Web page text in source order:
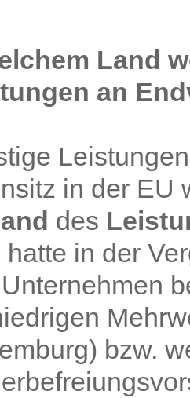
Land
an
in der EU
des
hatte in der
bzw.